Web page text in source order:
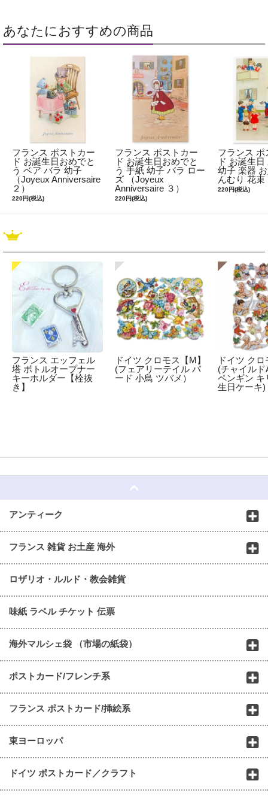
あなたにおすすめの商品
フランス ポストカー
ド お誕生日おめでと
う ベア バラ 幼子
（Joyeux Anniversaire
２）
220円(税込)
フランス ポストカー
ド お誕生日おめでと
う 手紙 幼子 バラ ロー
ズ （Joyeux
Anniversaire ３）
220円(税込)
フランス ポ
ド お誕生
幼子 楽器
んむり 花束
220円(税込)
フランス エッフェル
塔 ボトルオープナー
キーホルダー【栓抜
き】
ドイツ クロモス【M】
(フェアリーテイル バ
ード 小鳥 ツバメ）
ドイツ ク
(チャイルド
ペンギン キ
生日ケーキ)
アンティーク
フランス 雑貨 お土産 海外
ロザリオ・ルルド・教会雑貨
味紙 ラベル チケット 伝票
海外マルシェ袋 （市場の紙袋）
ポストカード/フレンチ系
フランス ポストカード/挿絵系
東ヨーロッパ
ドイツ ポストカード／クラフト